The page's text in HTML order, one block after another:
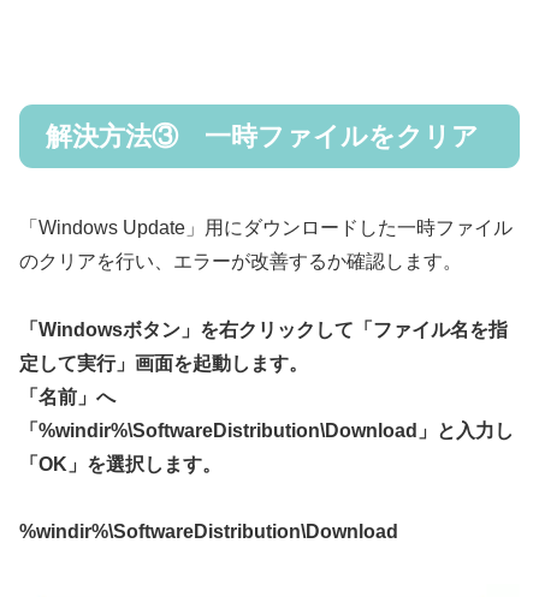
解決方法③ 一時ファイルをクリア
「Windows Update」用にダウンロードした一時ファイル
のクリアを行い、エラーが改善するか確認します。
「Windowsボタン」を右クリックして「ファイル名を指
定して実行」画面を起動します。
「名前」へ
「%windir%\SoftwareDistribution\Download」と入力し
「OK」を選択します。
%windir%\SoftwareDistribution\Download